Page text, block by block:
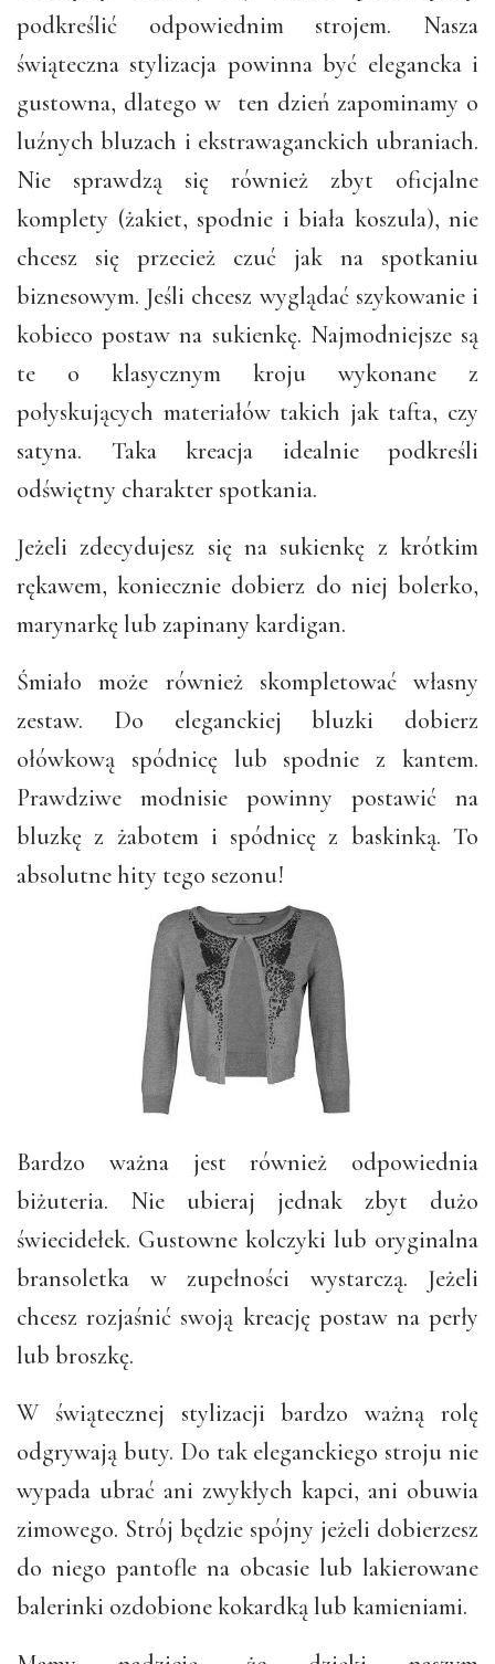
podkreślić odpowiednim strojem. Nasza
świąteczna stylizacja powinna być elegancka i
gustowna, dlatego w ten dzień zapominamy o
luźnych bluzach i ekstrawaganckich ubraniach.
Nie sprawdzą się również zbyt oficjalne
komplety (żakiet, spodnie i biała koszula), nie
chcesz się przecież czuć jak na spotkaniu
biznesowym. Jeśli chcesz wyglądać szykowanie i
kobieco postaw na sukienkę. Najmodniejsze są
te o klasycznym kroju wykonane z
połyskujących materiałów takich jak tafta, czy
satyna. Taka kreacja idealnie podkreśli
odświętny charakter spotkania.
Jeżeli zdecydujesz się na sukienkę z krótkim
rękawem, koniecznie dobierz do niej bolerko,
marynarkę lub zapinany kardigan.
Śmiało może również skompletować własny
zestaw. Do eleganckiej bluzki dobierz
ołówkową spódnicę lub spodnie z kantem.
Prawdziwe modnisie powinny postawić na
bluzkę z żabotem i spódnicę z baskinką. To
absolutne hity tego sezonu!
Bardzo ważna jest również odpowiednia
biżuteria. Nie ubieraj jednak zbyt dużo
świecidełek. Gustowne kolczyki lub oryginalna
bransoletka w zupełności wystarczą. Jeżeli
chcesz rozjaśnić swoją kreację postaw na perły
lub broszkę.
W świątecznej stylizacji bardzo ważną rolę
odgrywają buty. Do tak eleganckiego stroju nie
wypada ubrać ani zwykłych kapci, ani obuwia
zimowego. Strój będzie spójny jeżeli dobierzesz
do niego pantofle na obcasie lub lakierowane
balerinki ozdobione kokardką lub kamieniami.